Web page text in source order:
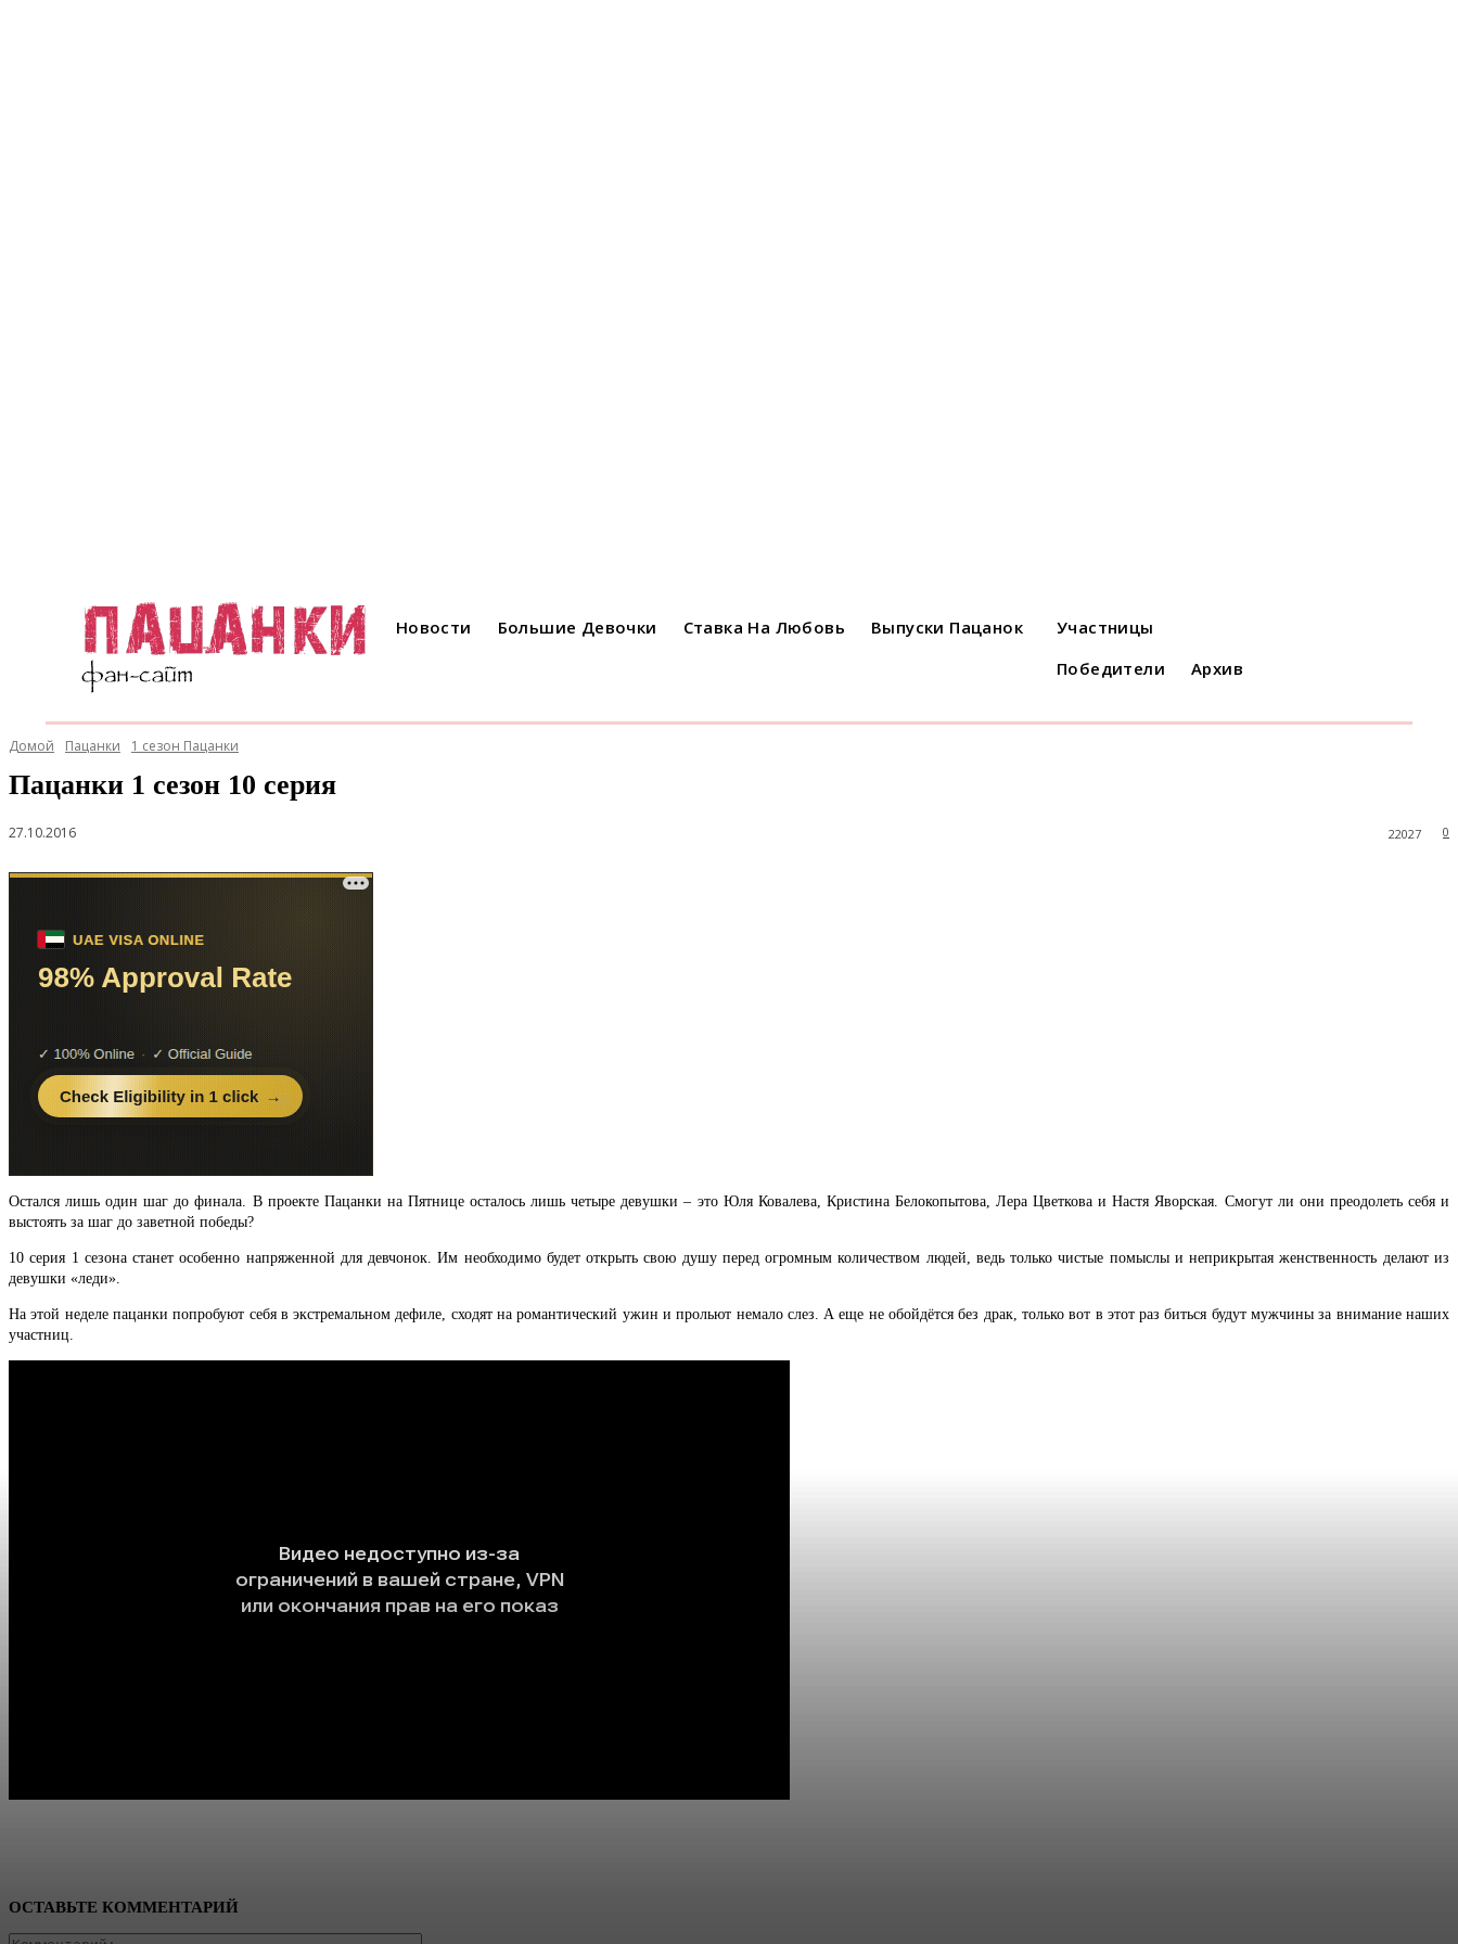
Новости Большие Девочки Ставка На Любовь Выпуски Пацанок
Участницы
Победители
Архив
Домой Пацанки 1 сезон Пацанки
Пацанки 1 сезон 10 серия
27.10.2016 0
22027
Остался лишь один шаг до финала. В проекте Пацанки на Пятнице осталось лишь четыре девушки – это Юля Ковалева, Кристина Белокопытова, Лера Цветкова и Настя Яворская. Смогут ли они преодолеть себя и
выстоять за шаг до заветной победы?
10 серия 1 сезона станет особенно напряженной для девчонок. Им необходимо будет открыть свою душу перед огромным количеством людей, ведь только чистые помыслы и неприкрытая женственность делают из
девушки «леди».
На этой неделе пацанки попробуют себя в экстремальном дефиле, сходят на романтический ужин и прольют немало слез. А еще не обойдётся без драк, только вот в этот раз биться будут мужчины за внимание наших
участниц.
ОСТАВЬТЕ КОММЕНТАРИЙ